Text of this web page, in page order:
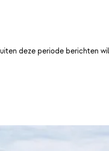
deze periode berichten